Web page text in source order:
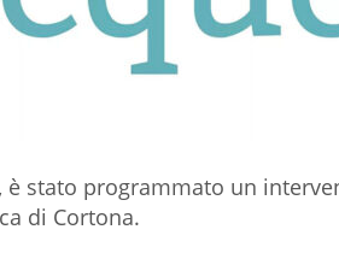
è stato programmato un
di Cortona.